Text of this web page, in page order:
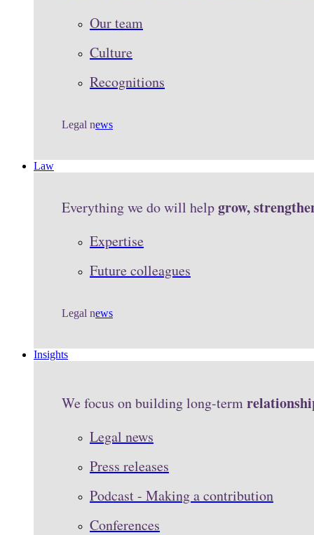
Our team
Culture
Recognitions
Legal news
Law
Everything we do will helpgrow,
Expertise
Future colleagues
Legal news
Insights
We focus on building long-term
Legal news
Press releases
Podcast - Making a contribution
Conferences